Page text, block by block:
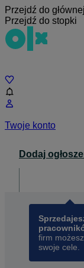
Przejdź do
Przejdź do stopki
Twoje konto
Dodaj
firm
swoje cele.